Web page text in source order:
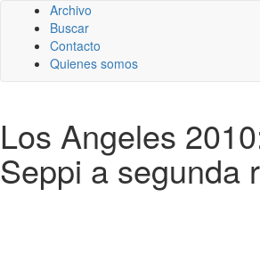
Archivo
Buscar
Contacto
Quienes somos
Los Angeles
Seppi a segunda